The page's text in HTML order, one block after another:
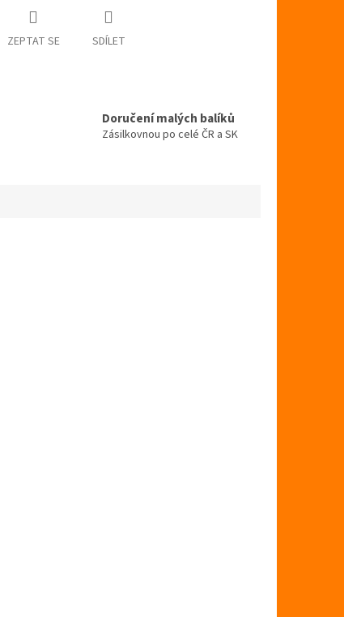
ZEPTAT SE SDÍLET
Doručení malých balíků
Zásilkovnou po celé ČR a SK